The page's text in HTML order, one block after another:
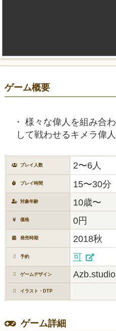
ゲーム概要
様々な偉人を組み合
して戦わせるキメラ偉
プレイ人数 2〜6人
プレイ時間 15〜30分
対象年齢 10歳〜
価格 0円
発売時期 2018秋
予約 可
ゲームデザイン Azb.studio
イラスト・DTP
ゲーム詳細